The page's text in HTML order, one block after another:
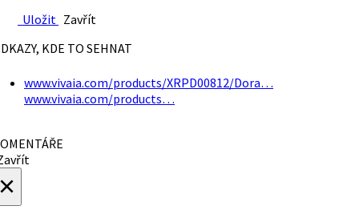
Uložit Zavřít
KDE TO SEHNAT
www.vivaia.com/products/XRPD00812/Dora…
www.vivaia.com/products…